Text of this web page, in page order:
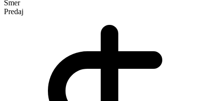
Smer
Predaj